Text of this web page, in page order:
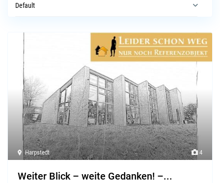
Default
4
Harpstedt
Weiter Blick – weite Gedanken! –...